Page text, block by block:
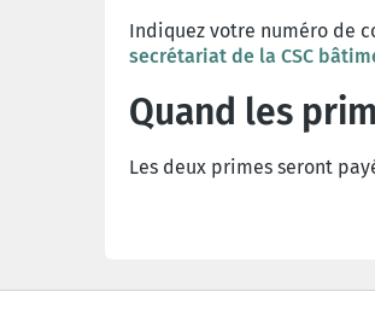
Indiquez votre numéro de
secrétariat de la CSC
Quand les
Les deux primes seront